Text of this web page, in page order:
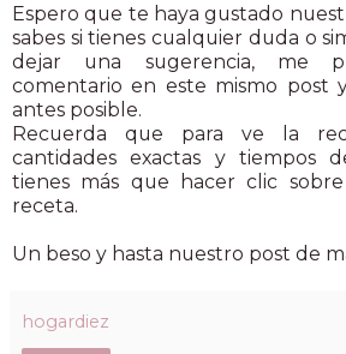
Espero que te haya gustado
sabes si tienes cualquier duda o
dejar una sugerencia, me
comentario en este mismo post
antes posible.
Recuerda que para ve la
cantidades exactas y tiempos
tienes más que hacer clic
receta.
Un beso y hasta nuestro post de
hogardiez